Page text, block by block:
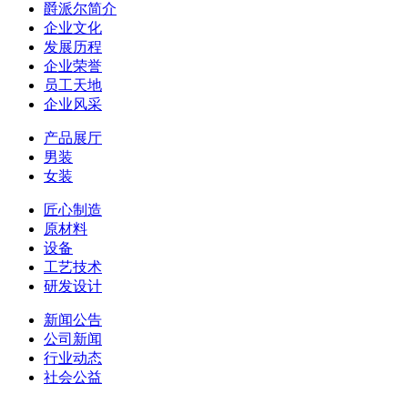
爵派尔简介
企业文化
发展历程
企业荣誉
员工天地
企业风采
产品展厅
男装
女装
匠心制造
原材料
设备
工艺技术
研发设计
新闻公告
公司新闻
行业动态
社会公益